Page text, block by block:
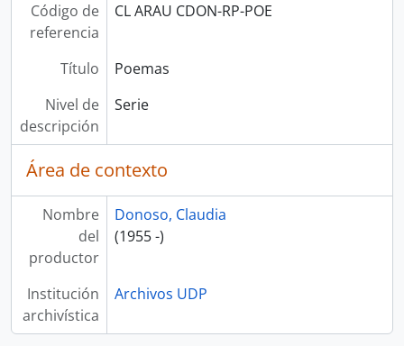
Código de
referencia
CL ARAU CDON-RP-POE
Título
Poemas
Nivel de
descripción
Serie
Área de contexto
Nombre
del
productor
Donoso, Claudia
(1955 -)
Institución
archivística
Archivos UDP